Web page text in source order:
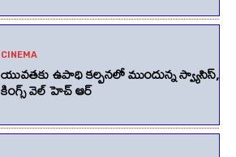
CINEMA
యువతకు ఉపాధి కల్పనలో ముందున్న స్వ్యాసిస్,
కింగ్స్‌ వెల్‌ హెచ్‌ ఆర్‌